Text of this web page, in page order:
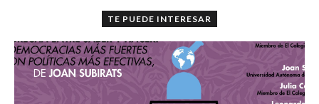
TE PUEDE INTERESAR